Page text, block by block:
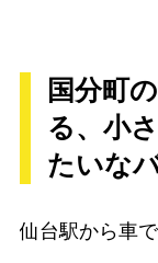
国分町
る、小
たいな
仙台駅から車